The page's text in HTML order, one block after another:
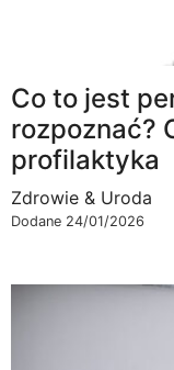
Co to jest
rozpoznać?
profilaktyka
Zdrowie & Uroda
Dodane 24/01/2026